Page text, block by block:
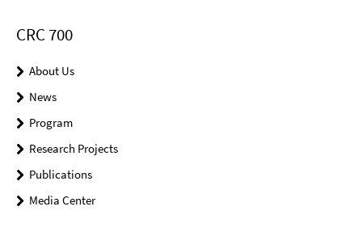
CRC 700
About Us
News
Program
Research Projects
Publications
Media Center